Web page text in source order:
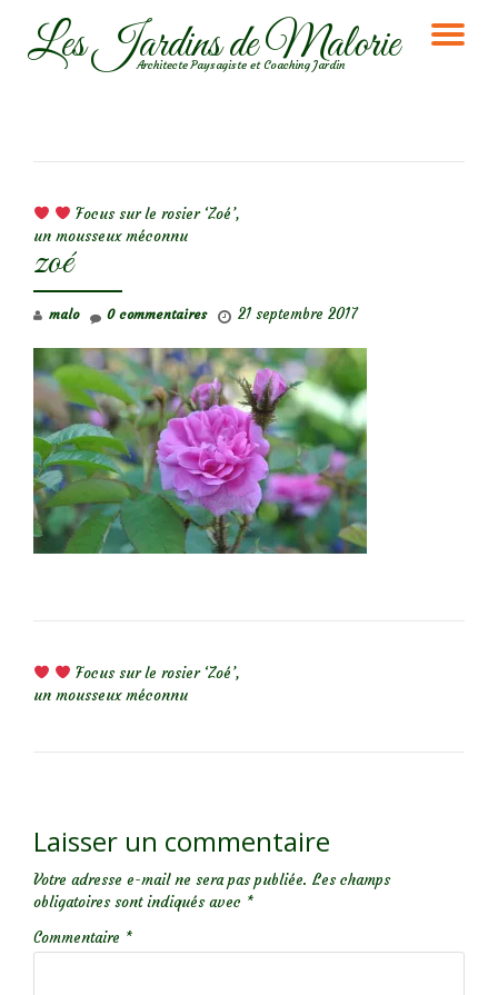
AllerLes Jardins de Malorie
Architecte Paysagiste et Coaching Jardin
Focus sur le rosier ‘Zoé’,
un mousseux méconnu
zoé
malo 21 septembre 2017
0 commentaires
Focus sur le rosier ‘Zoé’,
un mousseux méconnu
Laisser un commentaire
Votre adresse e-mail ne sera pas publiée. Les champs
obligatoires sont indiqués avec *
Commentaire *